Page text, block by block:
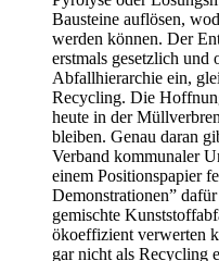
Bausteine auflösen,
werden können. Der
erstmals gesetzlich und
Abfallhierarchie ein,
Recycling. Die
heute in der
bleiben. Genau daran
Verband kommunaler
einem Positionspapier
Demonstrationen”
gemischte
ökoeffizient verwerten
gar nicht als Recycling